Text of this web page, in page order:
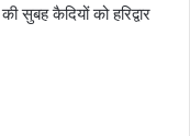
कैदियों को हरिद्वार